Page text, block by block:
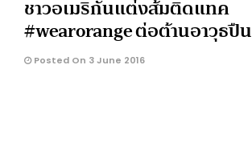
ชาวอเมริกันแต่งส้มติดแทค
#wearorange ต่อต้านอาวุธปืน
Posted On 3 June 2016